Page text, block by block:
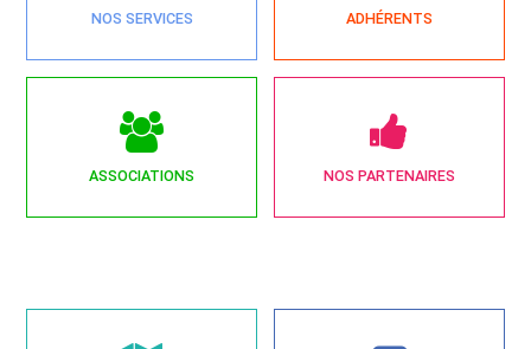
NOS SERVICES ADHÉRENTS
ASSOCIATIONS NOS PARTENAIRES